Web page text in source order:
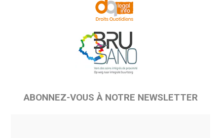
ABONNEZ-VOUS À NOTRE NEWSLETTER